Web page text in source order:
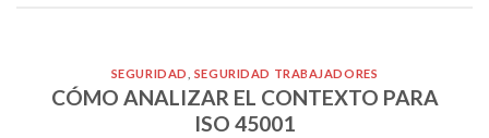
SEGURIDAD SEGURIDAD TRABAJADORES
CÓMO ANALIZAR EL CONTEXTO PARA
ISO 45001